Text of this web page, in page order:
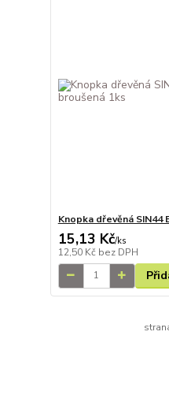
Knopka dřevěná SIN44
15,13 Kč/ks
12,50 Kč bez DPH